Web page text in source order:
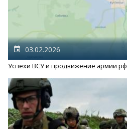
03.02.2026
Успехи ВСУ и продвижение армии рф